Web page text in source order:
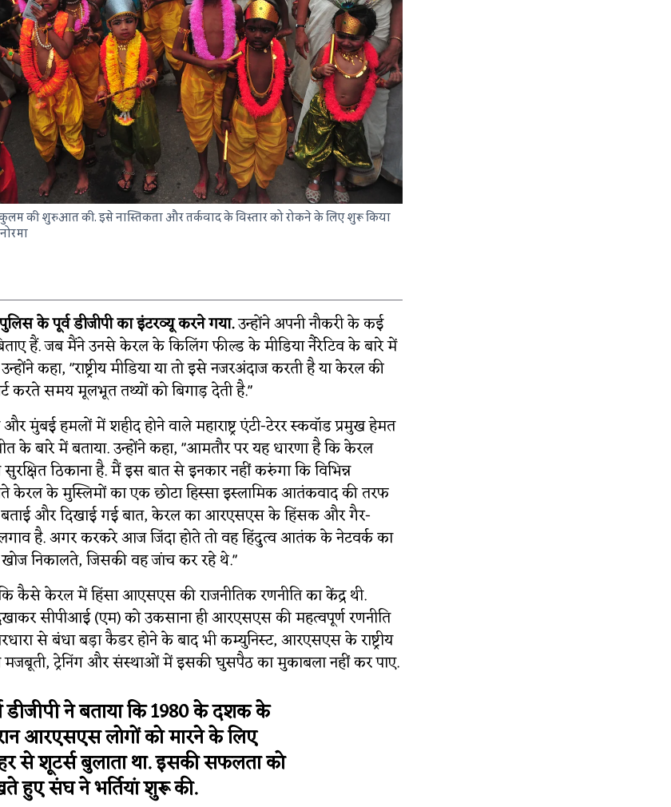
की शुरुआत की. इसे नास्तिकता और तर्कवाद के विस्तार को रोकने के लिए शुरू किया
के पूर्व डीजीपी का इंटरव्यू करने गया.उन्होंने अपनी नौकरी के कई
हैं. जब मैंने उनसे केरल के किलिंग फील्ड के मीडिया नैरेटिव के बारे में
कहा, "राष्ट्रीय मीडिया या तो इसे नजरअंदाज करती है या केरल की
करते समय मूलभूत तथ्यों को बिगाड़ देती है."
और मुंबई हमलों में शहीद होने वाले महाराष्ट्र एंटी-टेरर स्कवॉड प्रमुख हेमत
के बारे में बताया. उन्होंने कहा, "आमतौर पर यह धारणा है कि केरल
ठिकाना है. मैं इस बात से इनकार नहीं करुंगा कि विभिन्न
केरल के मुस्लिमों का एक छोटा हिस्सा इस्लामिक आतंकवाद की तरफ
बताई और दिखाई गई बात, केरल का आरएसएस के हिंसक और गैर-
है. अगर करकरे आज जिंदा होते तो वह हिंदुत्व आतंक के नेटवर्क का
निकालते, जिसकी वह जांच कर रहे थे."
कि कैसे केरल में हिंसा आएसएस की राजनीतिक रणनीति का केंद्र थी.
सीपीआई (एम) को उकसाना ही आरएसएस की महत्वपूर्ण रणनीति
से बंधा बड़ा कैडर होने के बाद भी कम्युनिस्ट, आरएसएस के राष्ट्रीय
मजबूती, ट्रेनिंग और संस्थाओं में इसकी घुसपैठ का मुकाबला नहीं कर पाए.
डीजीपी ने बताया कि 1980 के दशक के
आरएसएस लोगों को मारने के लिए
से शूटर्स बुलाता था. इसकी सफलता को
हुए संघ ने भर्तियां शुरू की.